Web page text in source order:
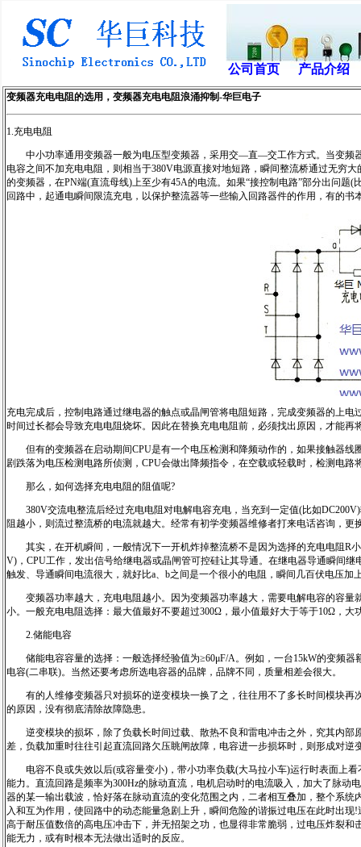
公司首页 产品介绍
变频器充电电阻的选用，变频器充电电阻浪涌抑制-华巨电子
1.充电电阻
中小功率通用变频器一般为电压型变频器，采用交—直—交工作方式。当变频器
电容之间不加充电电阻，则相当于380V电源直接对地短路，瞬间整流桥通过无穷
的变频器，在PN端(直流母线)上至少有45A的电流。如果“接控制电路”部分出问
回路中，起通电瞬间限流充电，以保护整流器等一些输入回路器件的作用，有
充电完成后，控制电路通过继电器的触点或晶闸管将电阻短路，完成变频器的上
时间过长都会导致充电电阻烧坏。因此在替换充电电阻前，必须找出原因，才能再
但有的变频器在启动期间CPU是有一个电压检测和降频动作的，如果接触器线
剧跌落为电压检测电路所侦测，CPU会做出降频指令，在空载或轻载时，检测电
那么，如何选择充电电阻的阻值呢?
380V交流电整流后经过充电电阻对电解电容充电，当充到一定值(比如
阻越小，则流过整流桥的电流就越大。经常有初学变频器维修者打来电话咨询，
其实，在开机瞬间，一般情况下一开机炸掉整流桥不是因为选择的充电电阻R
V)，CPU工作，发出信号给继电器或晶闸管可控硅让其导通。在继电器导通瞬间
触发、导通瞬间电流很大，就好比a、b之间是一个很小的电阻，瞬间几百伏电压
变频器功率越大，充电电阻越小。因为变频器功率越大，需要电解电容的容量
小。一般充电电阻选择：最大值最好不要超过300Ω，最小值最好大于等于10Ω，
2.储能电容
储能电容容量的选择：一般选择经验值为≥60μF/A。例如，一台15kW的变频器
电容(二串联)。当然还要考虑所选电容器的品牌，品牌不同，质量相差会很大。
有的人维修变频器只对损坏的逆变模块一换了之，往往用不了多长时间模块再
的原因，没有彻底清除故障隐患。
逆变模块的损坏，除了负载长时间过载、散热不良和雷电冲击之外，究其内部
差，负载加重时往往引起直流回路欠压眺闸故障，电容进一步损坏时，则形成对
电容不良或失效以后(或容量变小)，带小功率负载(大马拉小车)运行时表面上看
能力。直流回路是频率为300Hz的脉动直流，电机启动时的电流吸入，加大了脉
器的某一输出载波，恰好落在脉动直流的变化范围之内，二者相互叠加，整个系
入和互为作用，使回路中的动态能量急剧上升，瞬间危险的谐振过电压在此时出
高于耐压值数倍的高电压冲击下，并无招架之功，也显得非常脆弱，过电压炸裂
能无力，或有时根本无法做出适时的反应。